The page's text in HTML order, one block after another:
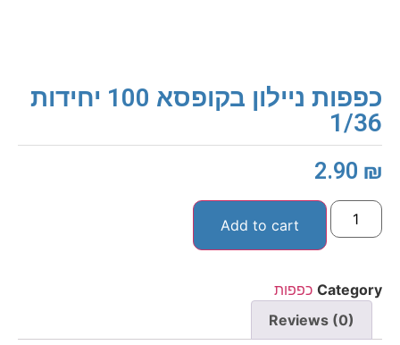
כפפות ניילון בקופסא 100 יחידות
1/36
2.90 ₪
Add to cart
Category כפפות
Reviews (0)